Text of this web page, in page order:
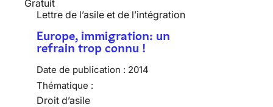
Gratuit
Lettre de l’asile et de l’intégration
Europe, immigration: un
refrain trop connu !
Date de publication : 2014
Thématique :
Droit d’asile